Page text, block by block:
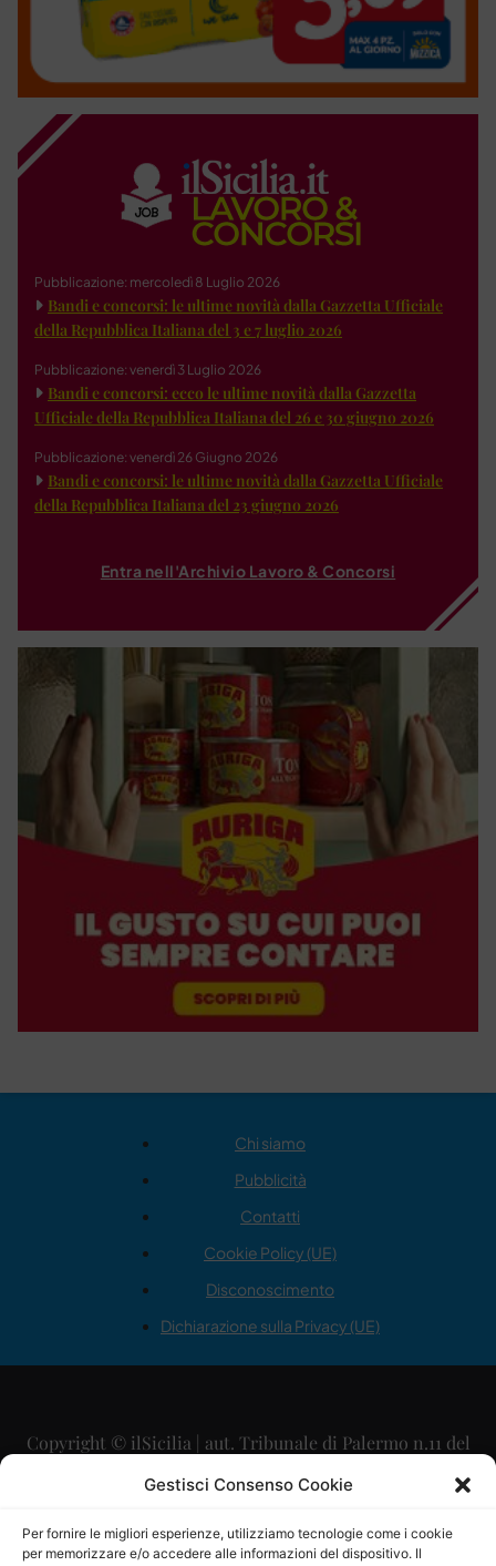
Gestisci Consenso Cookie
Per fornire le migliori esperienze, utilizziamo tecnologie come i cookie
per memorizzare e/o accedere alle informazioni del dispositivo. Il
Pubblicazione: mercoledì 8 Luglio 2026
Bandi e concorsi: le ultime novità dalla Gazzetta Ufficiale
della Repubblica Italiana del 3 e 7 luglio 2026
Pubblicazione: venerdì 3 Luglio 2026
Bandi e concorsi: ecco le ultime novità dalla Gazzetta
Ufficiale della Repubblica Italiana del 26 e 30 giugno 2026
Pubblicazione: venerdì 26 Giugno 2026
Bandi e concorsi: le ultime novità dalla Gazzetta Ufficiale
della Repubblica Italiana del 23 giugno 2026
Entra nell'Archivio Lavoro & Concorsi
Chi siamo
Pubblicità
Contatti
Cookie Policy (UE)
Disconoscimento
Dichiarazione sulla Privacy (UE)
Copyright © ilSicilia | aut. Tribunale di Palermo n.11 del
29/09/2015